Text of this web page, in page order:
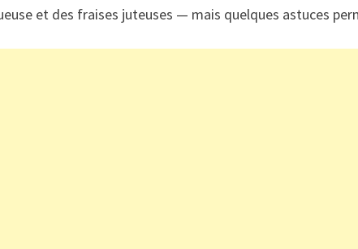
et des fraises juteuses — mais quelques astuces